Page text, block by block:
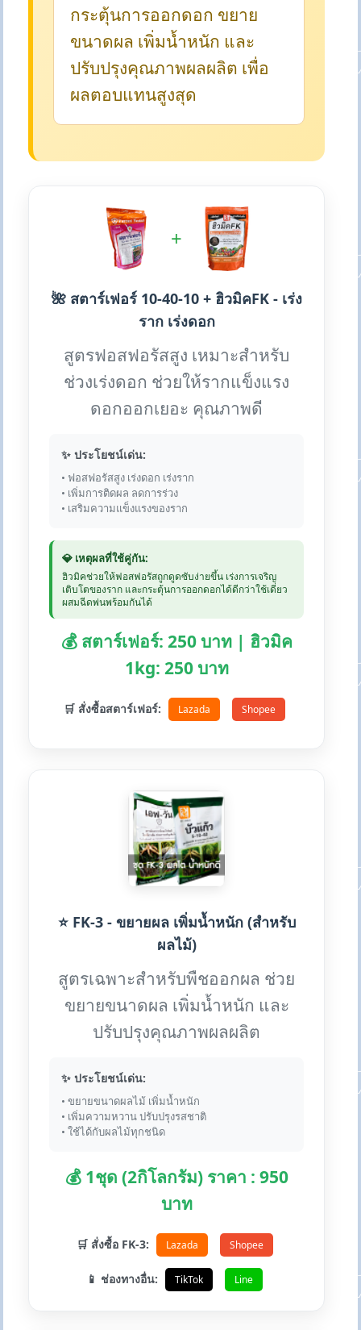
กระตุ้นการออกดอก ขยาย
ขนาดผล เพิ่มน้ำหนัก และ
ปรับปรุงคุณภาพผลผลิต เพื่อ
ผลตอบแทนสูงสุด
+
🌺 สตาร์เฟอร์ 10-40-10 + ฮิวมิคFK - เร่ง
ราก เร่งดอก
สูตรฟอสฟอรัสสูง เหมาะสำหรับ
ช่วงเร่งดอก ช่วยให้รากแข็งแรง
ดอกออกเยอะ คุณภาพดี
✨ ประโยชน์เด่น:
• ฟอสฟอรัสสูง เร่งดอก เร่งราก
• เพิ่มการติดผล ลดการร่วง
• เสริมความแข็งแรงของราก
💎 เหตุผลที่ใช้คู่กัน:
ฮิวมิคช่วยให้ฟอสฟอรัสถูกดูดซับง่ายขึ้น เร่งการเจริญ
เติบโตของราก และกระตุ้นการออกดอกได้ดีกว่าใช้เดี่ยว
ผสมฉีดพ่นพร้อมกันได้
💰 สตาร์เฟอร์: 250 บาท | ฮิวมิค
1kg: 250 บาท
🛒 สั่งซื้อสตาร์เฟอร์: Lazada Shopee
⭐ FK-3 - ขยายผล เพิ่มน้ำหนัก (สำหรับ
ผลไม้)
สูตรเฉพาะสำหรับพืชออกผล ช่วย
ขยายขนาดผล เพิ่มน้ำหนัก และ
ปรับปรุงคุณภาพผลผลิต
✨ ประโยชน์เด่น:
• ขยายขนาดผลไม้ เพิ่มน้ำหนัก
• เพิ่มความหวาน ปรับปรุงรสชาติ
• ใช้ได้กับผลไม้ทุกชนิด
💰 1ชุด (2กิโลกรัม) ราคา : 950
บาท
🛒 สั่งซื้อ FK-3: Lazada Shopee
📱 ช่องทางอื่น: TikTok Line